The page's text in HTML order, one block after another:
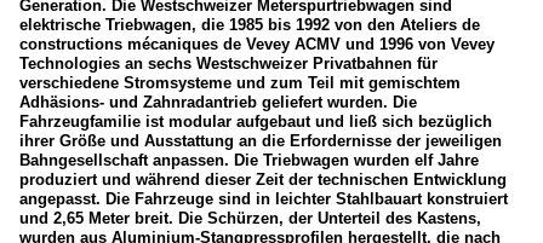
Generation. Die Westschweizer Meterspurtriebwagen sind
elektrische Triebwagen, die 1985 bis 1992 von den Ateliers de
constructions mécaniques de Vevey ACMV und 1996 von Vevey
Technologies an sechs Westschweizer Privatbahnen für
verschiedene Stromsysteme und zum Teil mit gemischtem
Adhäsions- und Zahnradantrieb geliefert wurden. Die
Fahrzeugfamilie ist modular aufgebaut und ließ sich bezüglich
ihrer Größe und Ausstattung an die Erfordernisse der jeweiligen
Bahngesellschaft anpassen. Die Triebwagen wurden elf Jahre
produziert und während dieser Zeit der technischen Entwicklung
angepasst. Die Fahrzeuge sind in leichter Stahlbauart konstruiert
und 2,65 Meter breit. Die Schürzen, der Unterteil des Kastens,
wurden aus Aluminium-Stangpressprofilen hergestellt, die nach